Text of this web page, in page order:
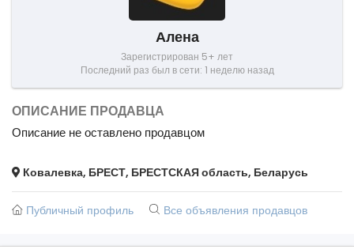
Алена
Зарегистрирован 5+ лет
Последний раз был в сети: 1 неделю назад
ОПИСАНИЕ ПРОДАВЦА
Описание не оставлено продавцом
Ковалевка, БРЕСТ, БРЕСТСКАЯ область, Беларусь
Публичный профиль Все объявления продавцов